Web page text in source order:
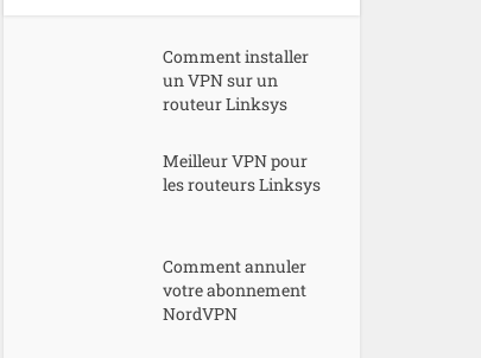
Comment installer
un VPN sur un
routeur Linksys
Meilleur VPN pour
les routeurs Linksys
Comment annuler
votre abonnement
NordVPN